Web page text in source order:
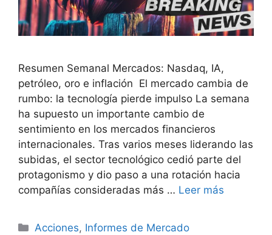
Resumen Semanal Mercados: Nasdaq, IA,
petróleo, oro e inflación El mercado cambia de
rumbo: la tecnología pierde impulso La semana
ha supuesto un importante cambio de
sentimiento en los mercados financieros
internacionales. Tras varios meses liderando las
subidas, el sector tecnológico cedió parte del
protagonismo y dio paso a una rotación hacia
compañías consideradas más … Leer más
Categorías
Acciones, Informes de Mercado